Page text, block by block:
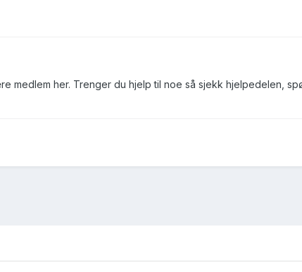
medlem her. Trenger du hjelp til noe så sjekk hjelpedelen,